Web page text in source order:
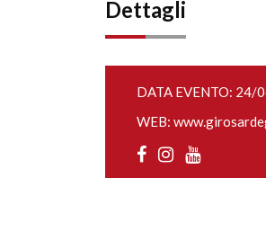
Dettagli
DATA EVENTO: 24/
WEB: